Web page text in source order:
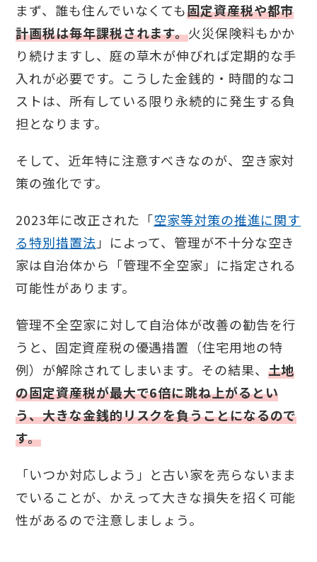
まず、誰も住んでいなくても固定資産税や都市
計画税は毎年課税されます。火災保険料もかか
り続けますし、庭の草木が伸びれば定期的な手
入れが必要です。こうした金銭的・時間的なコ
ストは、所有している限り永続的に発生する負
担となります。
そして、近年特に注意すべきなのが、空き家対
策の強化です。
2023年に改正された「空家等対策の推進に関す
る特別措置法」によって、管理が不十分な空き
家は自治体から「管理不全空家」に指定される
可能性があります。
管理不全空家に対して自治体が改善の勧告を行
うと、固定資産税の優遇措置（住宅用地の特
例）が解除されてしまいます。その結果、 土地
の固定資産税が最大で6倍に跳ね上がるとい
う、大きな金銭的リスクを負うことになるので
す。
「いつか対応しよう」と古い家を売らないまま
でいることが、かえって大きな損失を招く可能
性があるので注意しましょう。